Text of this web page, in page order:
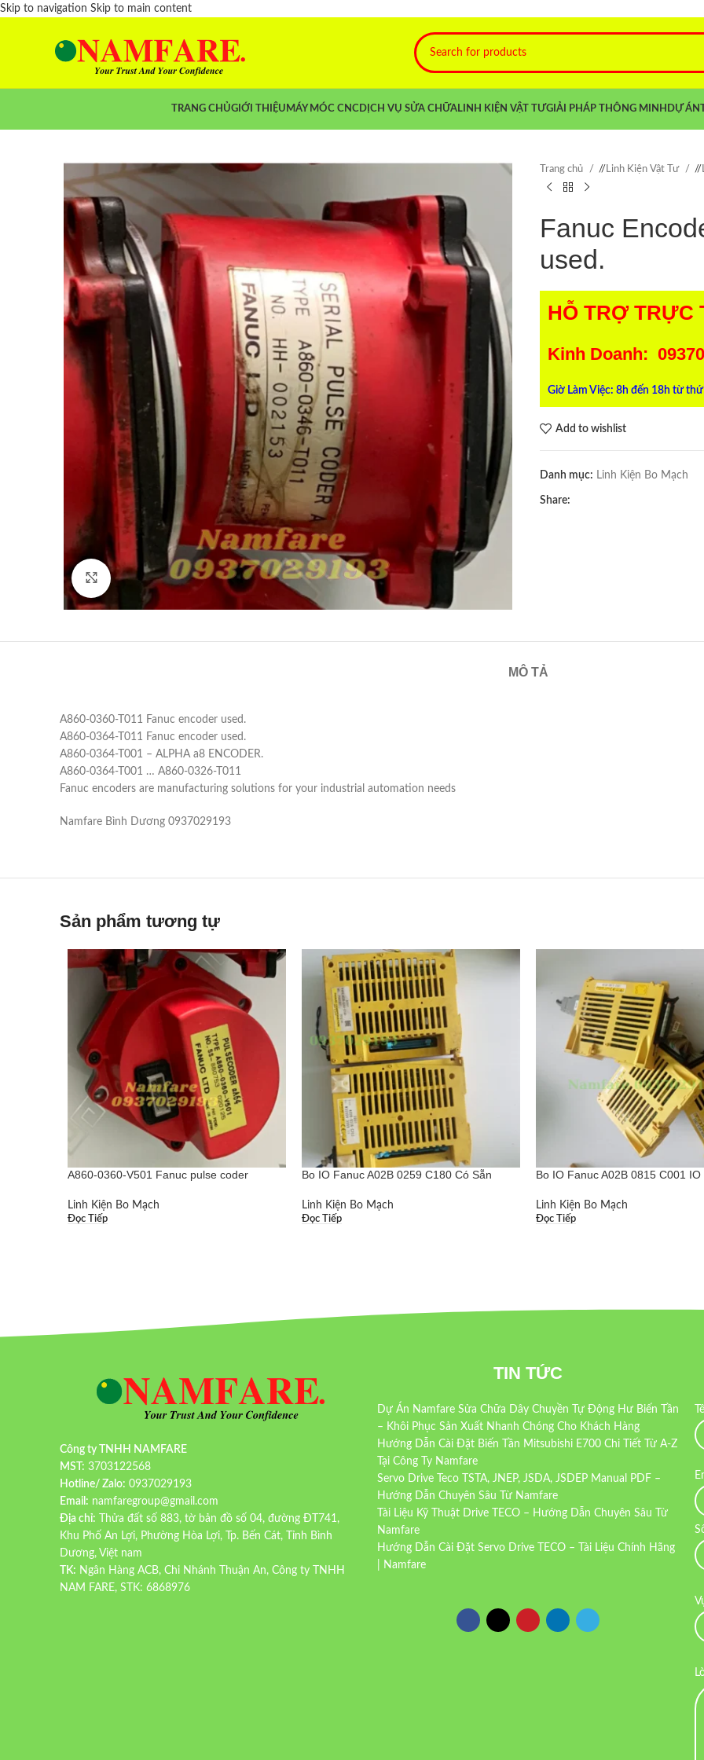
Skip to navigation Skip to main content
TRANG CHỦGIỚI THIỆU MÁY MÓC CNCDỊCH VỤ SỬA CHỮALINH KIỆN VẬT TƯGIẢI PHÁP THÔNG MINH DỰ ÁN
Click to enlarge
Trang chủ / Linh Kiện Vật Tư /
Fanuc
used.
HỖ TRỢ TRỰC
Kinh Doanh:
Giờ Làm Việc: 8h đến 18h từ
Add to wishlist
Danh mục: Linh Kiện Bo Mạch
Share:
MÔ TẢ
A860-0360-T011 Fanuc encoder used.
A860-0364-T011 Fanuc encoder used.
A860-0364-T001 – ALPHA a8 ENCODER.
A860-0364-T001 … A860-0326-T011
Fanuc encoders are manufacturing solutions for your industrial automation needs
Namfare Bình Dương 0937029193
Sản phẩm tương tự
A860-0360-V501 Fanuc pulse coder
Linh Kiện Bo Mạch
Đọc Tiếp
Bo IO Fanuc A02B 0259 C180 Có Sẵn
Linh Kiện Bo Mạch
Đọc Tiếp
Bo IO Fanuc A02B 0815 C001
Linh Kiện Bo Mạch
Đọc Tiếp
Công ty TNHH NAMFARE
MST: 3703122568
Hotline/ Zalo: 0937029193
Email: namfaregroup@gmail.com
Địa chỉ: Thửa đất số 883, tờ bản đồ số 04, đường ĐT741,
Khu Phố An Lợi, Phường Hòa Lợi, Tp. Bến Cát, Tỉnh Bình
Dương, Việt nam
TK: Ngân Hàng ACB, Chi Nhánh Thuận An, Công ty TNHH
NAM FARE, STK: 6868976
TIN TỨC
Dự Án Namfare Sửa Chữa Dây Chuyền Tự Động Hư Biến Tần
– Khôi Phục Sản Xuất Nhanh Chóng Cho Khách Hàng
Hướng Dẫn Cài Đặt Biến Tần Mitsubishi E700 Chi Tiết Từ A-Z
Tại Công Ty Namfare
Servo Drive Teco TSTA, JNEP, JSDA, JSDEP Manual PDF –
Hướng Dẫn Chuyên Sâu Từ Namfare
Tài Liệu Kỹ Thuật Drive TECO – Hướng Dẫn Chuyên Sâu Từ
Namfare
Hướng Dẫn Cài Đặt Servo Drive TECO – Tài Liệu Chính Hãng
| Namfare